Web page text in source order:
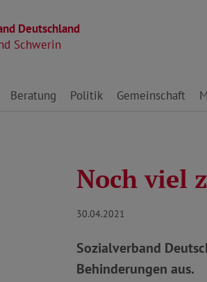
Deutschland
Schwerin
Inhalten springen
Beratung Politik Gemeinschaft
Noch viel
30.04.2021
Sozialverband
Behinderungen aus.